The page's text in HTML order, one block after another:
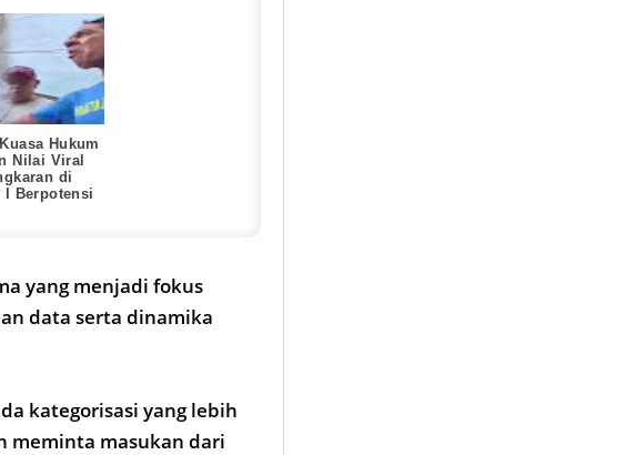
Hukum
Nilai Viral
di
I Berpotensi
yang menjadi fokus
data serta dinamika
kategorisasi yang lebih
meminta masukan dari